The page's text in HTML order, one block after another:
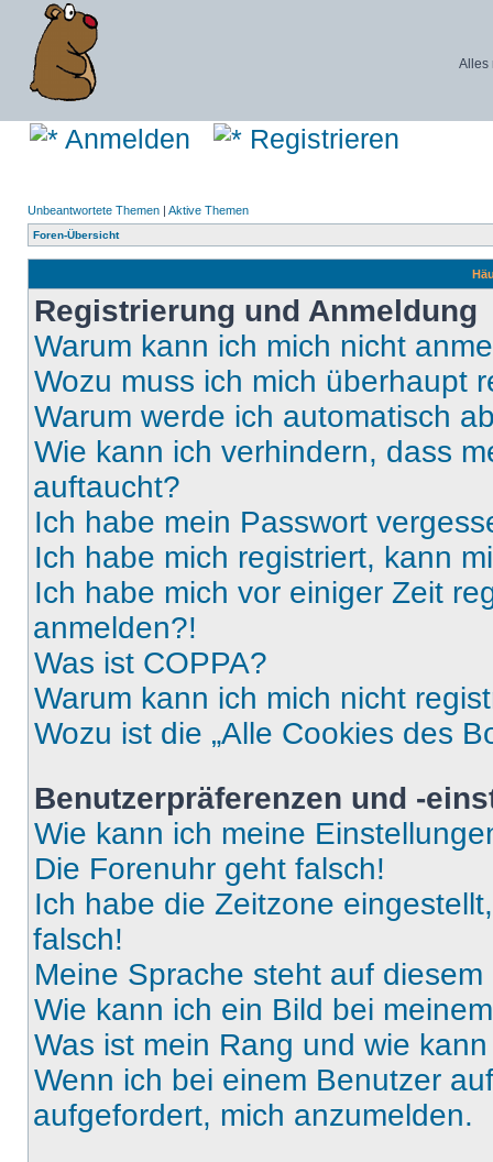
Alles
Anmelden Registrieren
Unbeantwortete Themen | Aktive Themen
Foren-Übersicht
Registrierung und Anmeldung
Warum kann ich mich nicht
Wozu muss ich mich überhaupt
Warum werde ich automatisch
Wie kann ich verhindern, dass
auftaucht?
Ich habe mein Passwort
Ich habe mich registriert, kann
Ich habe mich vor einiger Zeit
anmelden?!
Was ist COPPA?
Warum kann ich mich nicht
Wozu ist die „Alle Cookies des
Benutzerpräferenzen und -
Wie kann ich meine
Die Forenuhr geht falsch!
Ich habe die Zeitzone
falsch!
Meine Sprache steht auf
Wie kann ich ein Bild bei
Was ist mein Rang und wie
Wenn ich bei einem Benutzer
aufgefordert, mich anzumelden.